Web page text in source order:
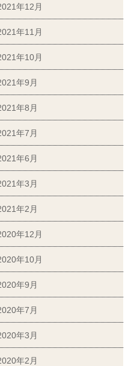
年12月
年11月
年10月
年9月
年8月
年7月
年6月
年3月
年2月
年12月
年10月
年9月
年7月
年3月
年2月